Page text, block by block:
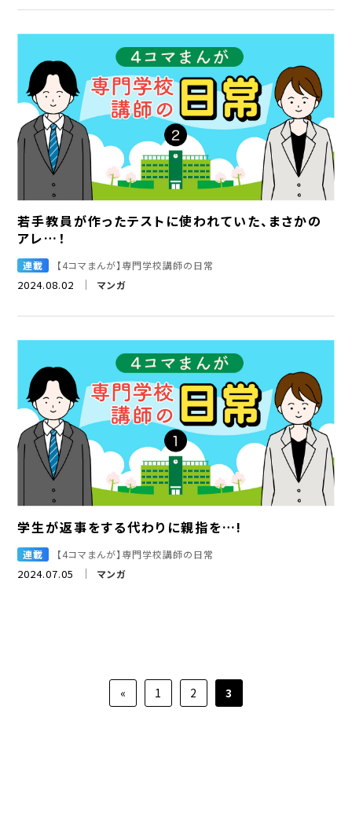
若手教員が作ったテストに使われていた、まさかの
アレ…！
2024.08.02 マンガ
連載 【4コマまんが】専門学校講師の日常
学生が返事をする代わりに親指を…!
2024.07.05 マンガ
連載 【4コマまんが】専門学校講師の日常
« 1 2 3